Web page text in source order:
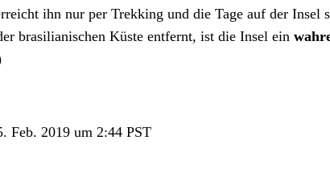
ihn nur per Trekking und die Tage auf der Insel
brasilianischen Küste entfernt, ist die Insel ein
Feb. 2019 um 2:44 PST